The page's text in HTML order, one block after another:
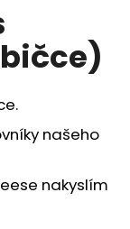
našeho
nakyslím